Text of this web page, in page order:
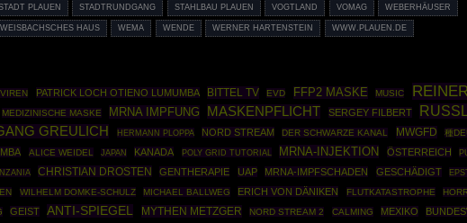
PLAUEN STADTRUNDGANG STAHLBAU PLAUEN VOGTLAND VOMAG WEBERHÄUSER
WEISBACHSCHES HAUS WEMA WENDE WERNER HARTENSTEIN WWW.PLAUEN.DE
VIREN PATRICK LOCH OTIENO LUMUMBA BITTEL TV EVD FFP2 MASKE MUSIC
MEDIZINISCHE MASKE MRNA IMPFUNG MASKENPFLICHT SERGEY FILBERT
GREULICH HERMANN PLOPPA NORD STREAM DER SCHWARZE KANAL MWGFD 種
ALICE WEIDEL JAPAN KANADA POLY GRID TUTORIAL MRNA-INJEKTION ÖSTERREICH
CHRISTIAN DROSTEN GENTHERAPIE UAP MRNA-IMPFSCHADEN GESCHÄDIGT
WILHELM DOMKE-SCHULZ MICHAEL BALLWEG ERICH VON DÄNIKEN FLUTKATASTROPHE
GEIST ANTI-SPIEGEL MYTHEN METZGER NORD STREAM 2 CALMING MEXIKO